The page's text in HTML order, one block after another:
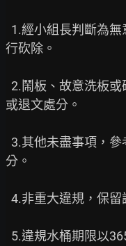
行砍除。
或退文處分。
分。